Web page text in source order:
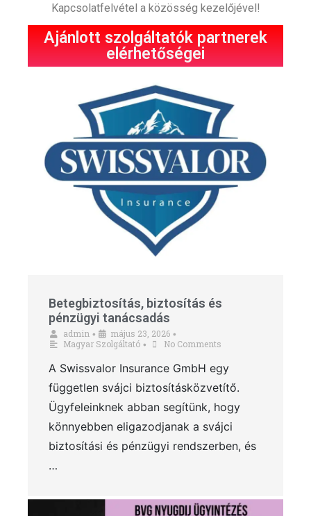
Kapcsolatfelvétel a közösség kezelőjével!
Ajánlott szolgáltatók partnerek
elérhetőségei
Betegbiztosítás, biztosítás és
pénzügyi tanácsadás
admin • május 23, 2026 •
Magyar Szolgáltató • No Comments
A Swissvalor Insurance GmbH egy
független svájci biztosításközvetítő.
Ügyfeleinknek abban segítünk, hogy
könnyebben eligazodjanak a svájci
biztosítási és pénzügyi rendszerben, és
…